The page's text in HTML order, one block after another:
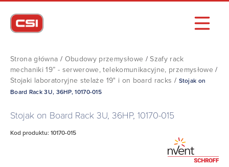
Strona główna / Obudowy przemysłowe /Szafy rack
mechaniki 19” - serwerowe, telekomunikacyjne, przemysłowe /
Stojaki laboratoryjne stelaże 19" i on board racks / Stojak on
Board Rack 3U, 36HP, 10170-015
Stojak on Board Rack 3U, 36HP, 10170-015
Kod produktu: 10170-015